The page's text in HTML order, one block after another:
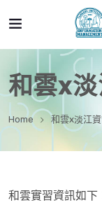
和雲x
Home 和雲x淡江
和雲實習資訊如下